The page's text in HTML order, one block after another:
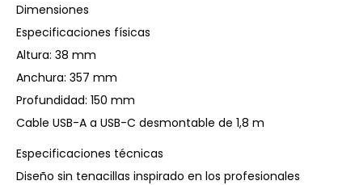
Dimensiones
Especificaciones físicas
Altura: 38 mm
Anchura: 357 mm
Profundidad: 150 mm
Cable USB-A a USB-C desmontable de 1,8 m
Especificaciones técnicas
Diseño sin tenacillas inspirado en los profesionales